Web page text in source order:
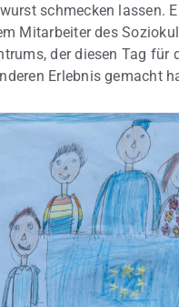
schmecken lassen.
Mitarbeiter des
der diesen Tag für
Erlebnis gemacht